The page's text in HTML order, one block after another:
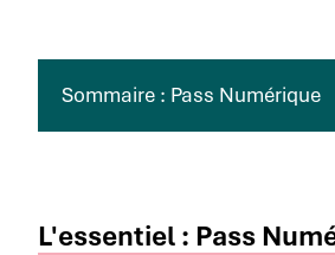
Sommaire : Pass Numérique
L'essentiel : Pass